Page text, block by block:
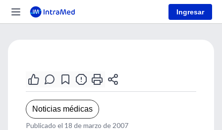
Ingresar
Noticias médicas
Publicado el 18 de marzo de 2007